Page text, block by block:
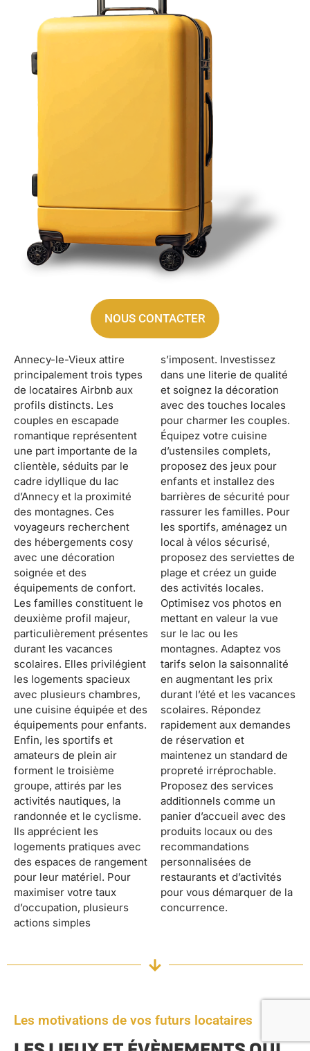
NOUS CONTACTER
Annecy-le-Vieux attire
principalement trois types
de locataires Airbnb aux
profils distincts. Les
couples en escapade
romantique représentent
une part importante de la
clientèle, séduits par le
cadre idyllique du lac
d’Annecy et la proximité
des montagnes. Ces
voyageurs recherchent
des hébergements cosy
avec une décoration
soignée et des
équipements de confort.
Les familles constituent le
deuxième profil majeur,
particulièrement présentes
durant les vacances
scolaires. Elles privilégient
les logements spacieux
avec plusieurs chambres,
une cuisine équipée et des
équipements pour enfants.
Enfin, les sportifs et
amateurs de plein air
forment le troisième
groupe, attirés par les
activités nautiques, la
randonnée et le cyclisme.
Ils apprécient les
logements pratiques avec
des espaces de rangement
pour leur matériel. Pour
maximiser votre taux
d’occupation, plusieurs
actions simples
s’imposent. Investissez
dans une literie de qualité
et soignez la décoration
avec des touches locales
pour charmer les couples.
Équipez votre cuisine
d’ustensiles complets,
proposez des jeux pour
enfants et installez des
barrières de sécurité pour
rassurer les familles. Pour
les sportifs, aménagez un
local à vélos sécurisé,
proposez des serviettes de
plage et créez un guide
des activités locales.
Optimisez vos photos en
mettant en valeur la vue
sur le lac ou les
montagnes. Adaptez vos
tarifs selon la saisonnalité
en augmentant les prix
durant l’été et les vacances
scolaires. Répondez
rapidement aux demandes
de réservation et
maintenez un standard de
propreté irréprochable.
Proposez des services
additionnels comme un
panier d’accueil avec des
produits locaux ou des
recommandations
personnalisées de
restaurants et d’activités
pour vous démarquer de la
concurrence.
Les motivations de vos futurs locataires